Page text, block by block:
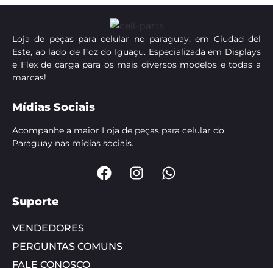
Loja de peças para celular no paraguay, em Ciudad del
Este, ao lado de Foz do Iguaçu. Especializada em Displays
e Flex de carga para os mais diversos modelos e todas a
marcas!
Mídias Sociais
Acompanhe a maior Loja de peças para celular do
Paraguay nas mídias sociais.
Suporte
VENDEDORES
PERGUNTAS COMUNS
FALE CONOSCO